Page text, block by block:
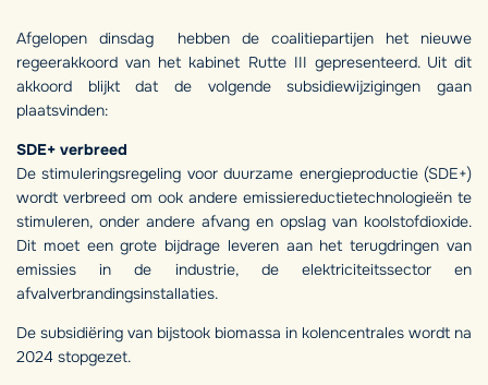
Afgelopen dinsdag hebben de coalitiepartijen het nieuwe
regeerakkoord van het kabinet Rutte III gepresenteerd. Uit dit
akkoord blijkt dat de volgende subsidiewijzigingen gaan
plaatsvinden:
SDE+ verbreed
De stimuleringsregeling voor duurzame energieproductie (SDE+)
wordt verbreed om ook andere emissiereductietechnologieën te
stimuleren, onder andere afvang en opslag van koolstofdioxide.
Dit moet een grote bijdrage leveren aan het terugdringen van
emissies in de industrie, de elektriciteitssector en
afvalverbrandingsinstallaties.
De subsidiëring van bijstook biomassa in kolencentrales wordt na
2024 stopgezet.